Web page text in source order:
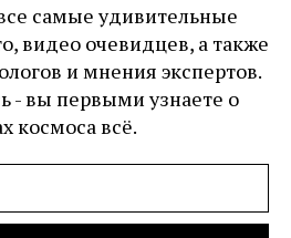
самые удивительные
видео очевидцев, а также
и мнения экспертов.
- вы первыми узнаете о
космоса всё.